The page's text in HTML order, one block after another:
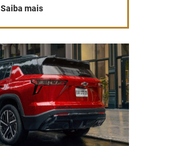
Saiba mais